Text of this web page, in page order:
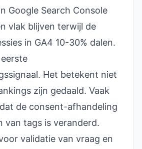
Google Search Console
vlak blijven terwijl de
in GA4 10-30% dalen.
Het betekent niet
zijn gedaald. Vaak
de consent-afhandeling
van tags is veranderd.
validatie van vraag en